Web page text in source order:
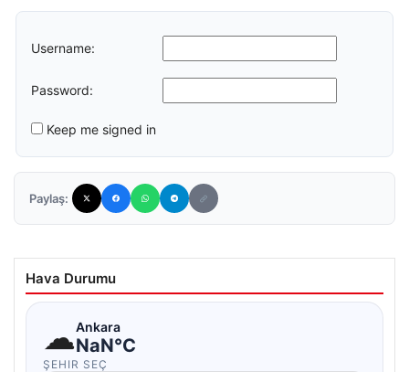
Username:
Password:
Keep me signed in
Paylaş:
Hava Durumu
☁Ankara
NaN°C
ŞEHIR SEÇ